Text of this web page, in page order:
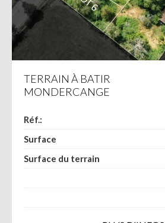
TERRAIN À BATIR
MONDERCANGE
Réf.:
Surface
Surface du terrain